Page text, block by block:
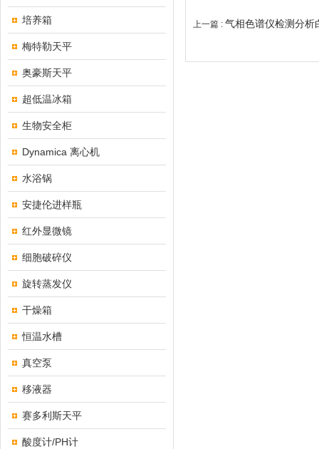
培养箱
梅特勒天平
奥豪斯天平
超低温冰箱
生物安全柜
Dynamica 离心机
水浴锅
安捷伦进样瓶
红外显微镜
细胞破碎仪
旋转蒸发仪
干燥箱
恒温水槽
真空泵
移液器
赛多利斯天平
酸度计/PH计
上一篇 : 气相色谱仪检测分析